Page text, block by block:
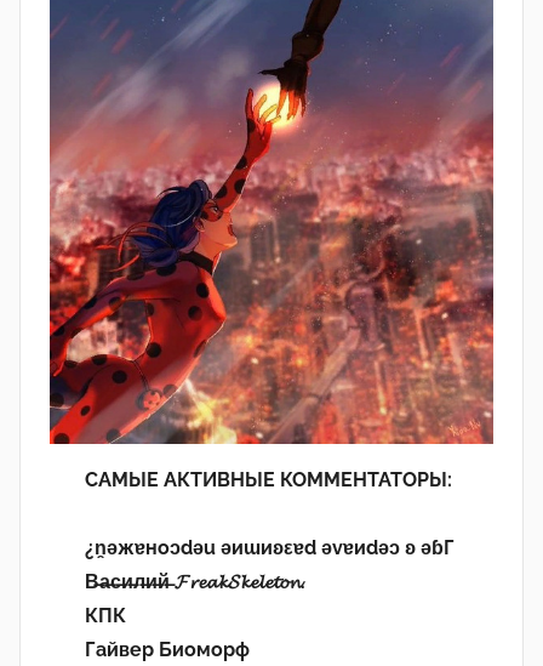
САМЫЕ АКТИВНЫЕ КОММЕНТАТОРЫ:
¿n̯ǝжɐноɔdǝu ǝиɯиʚεɐd ǝvɐиdǝɔ ʚ ǝɓГ
В̶а̶с̶и̶л̶и̶й̶ 𝓕𝓻𝓮𝓪𝓴𝓢𝓴𝓮𝓵𝓮𝓽𝓸𝓷.
КПК
Гайвер Биоморф